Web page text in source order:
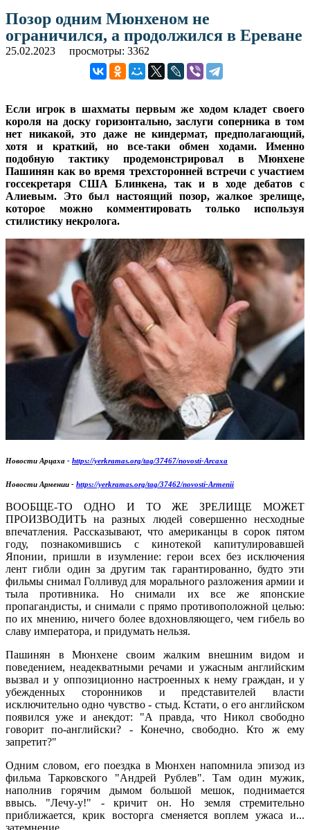
Позор одним Мюнхеном не
ограничился, а продолжился в Ереване
25.02.2023 просмотры: 3362
Если игрок в шахматы первым же ходом кладет своего
короля на доску горизонтально, заслуги соперника в том
нет никакой, это даже не киндермат, предполагающий,
хотя и краткий, но все-таки обмен ходами. Именно
подобную тактику продемонстрировал в Мюнхене
Пашинян как во время трехсторонней встречи с участием
госсекретаря США Блинкена, так и в ходе дебатов с
Алиевым. Это был настоящий позор, жалкое зрелище,
которое можно комментировать только используя
стилистику некролога.
Новости Арцаха - https://yerkramas.org/tag/37467/novosti-Arcaxa
Новости Армении - https://yerkramas.org/tag/37462/novosti-Armenii
ВООБЩЕ-ТО ОДНО И ТО ЖЕ ЗРЕЛИЩЕ МОЖЕТ
ПРОИЗВОДИТЬ на разных людей совершенно несходные
впечатления. Рассказывают, что американцы в сорок пятом
году, познакомившись с кинотекой капитулировавшей
Японии, пришли в изумление: герои всех без исключения
лент гибли один за другим так гарантированно, будто эти
фильмы снимал Голливуд для морального разложения армии и
тыла противника. Но снимали их все же японские
пропагандисты, и снимали с прямо противоположной целью:
по их мнению, ничего более вдохновляющего, чем гибель во
славу императора, и придумать нельзя.
Пашинян в Мюнхене своим жалким внешним видом и
поведением, неадекватными речами и ужасным английским
вызвал и у оппозиционно настроенных к нему граждан, и у
убежденных сторонников и представителей власти
исключительно одно чувство - стыд. Кстати, о его английском
появился уже и анекдот: "А правда, что Никол свободно
говорит по-английски? - Конечно, свободно. Кто ж ему
запретит?"
Одним словом, его поездка в Мюнхен напомнила эпизод из
фильма Тарковского "Андрей Рублев". Там один мужик,
наполнив горячим дымом большой мешок, поднимается
ввысь. "Лечу-у!" - кричит он. Но земля стремительно
приближается, крик восторга сменяется воплем ужаса и...
затемнение.